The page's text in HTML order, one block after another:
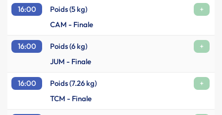
16:00 Poids (5 kg)
+
CAM - Finale
16:00 Poids (6 kg)
+
JUM - Finale
16:00 Poids (7.26 kg)
+
TCM - Finale